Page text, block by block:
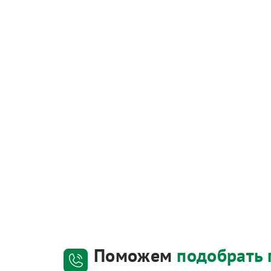
Поможем подобрать